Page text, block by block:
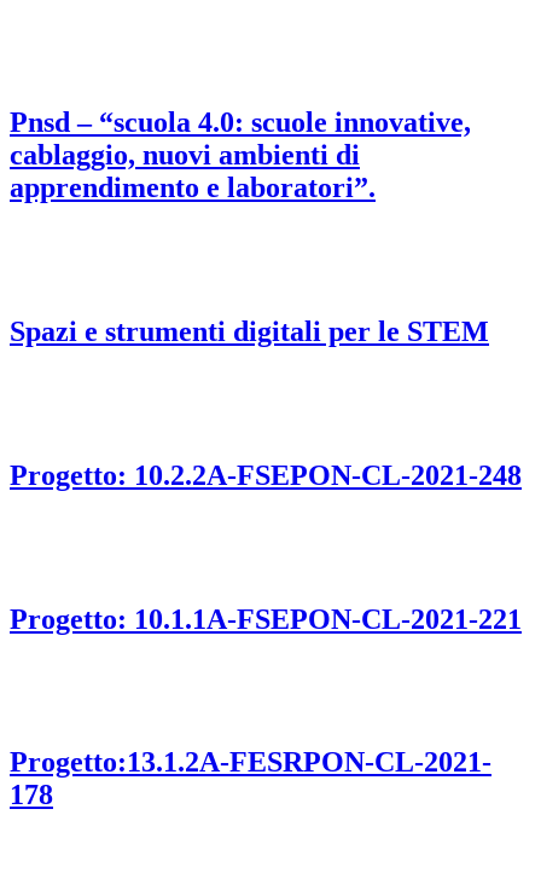
Pnsd – “scuola 4.0: scuole innovative,
cablaggio, nuovi ambienti di
apprendimento e laboratori”.
Spazi e strumenti digitali per le STEM
Progetto: 10.2.2A-FSEPON-CL-2021-248
Progetto: 10.1.1A-FSEPON-CL-2021-221
Progetto:13.1.2A-FESRPON-CL-2021-
178